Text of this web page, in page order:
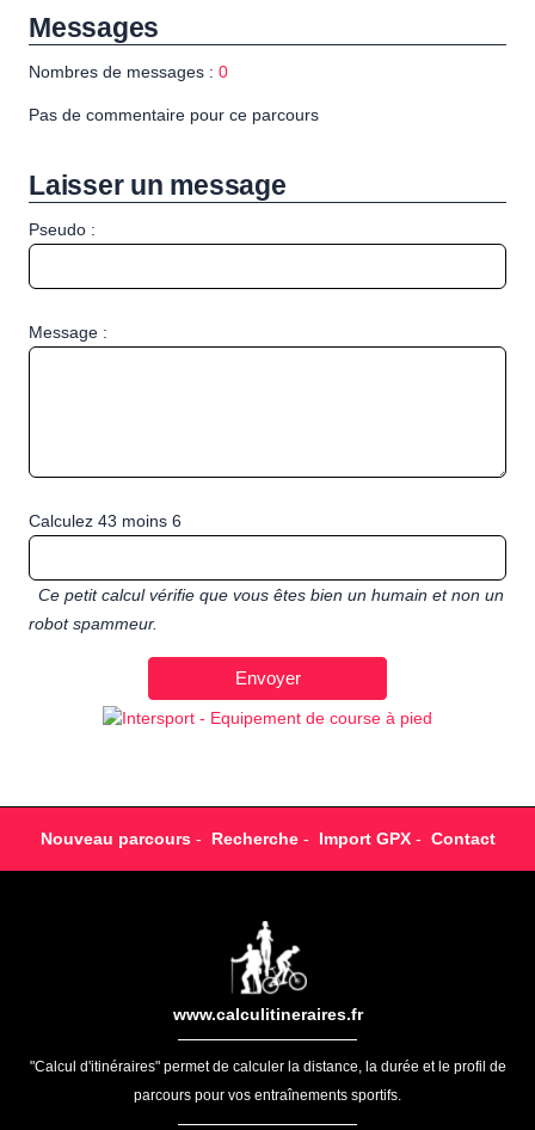
Messages
Nombres de messages : 0
Pas de commentaire pour ce parcours
Laisser un message
Pseudo :
Message :
Calculez 43 moins 6
Ce petit calcul vérifie que vous êtes bien un humain et non un
robot spammeur.
Nouveau parcours- Recherche- Import GPX- Contact
www.calculitineraires.fr
"Calcul d'itinéraires" permet de calculer la distance, la durée et le profil de
parcours pour vos entraînements sportifs.